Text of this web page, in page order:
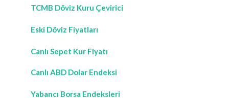
TCMB Döviz Kuru Çevirici
Eski Döviz Fiyatları
Canlı Sepet Kur Fiyatı
Canlı ABD Dolar Endeksi
Yabancı Borsa Endeksleri